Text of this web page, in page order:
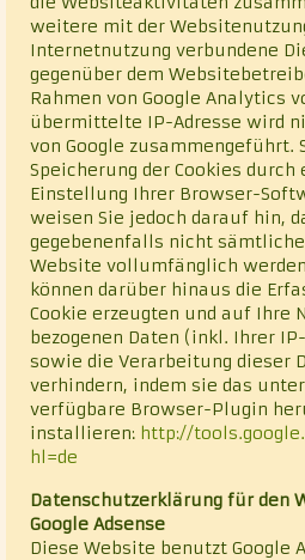
weitere mit der
Internetnutzung verbundene
gegenüber dem
Rahmen von Google Analytics
übermittelte IP-Adresse wird
von Google zusammengeführt.
Speicherung der Cookies
Einstellung Ihrer Browser-
weisen Sie jedoch darauf hin,
gegebenenfalls nicht
Website vollumfänglich
können darüber hinaus die
Cookie erzeugten und auf Ihre
bezogenen Daten (inkl. Ihrer
sowie die Verarbeitung dieser
verhindern, indem sie das
verfügbare Browser-Plugin
installieren: http://
hl=de
Datenschutzerklärung für den
Google Adsense
Diese Website benutzt Google